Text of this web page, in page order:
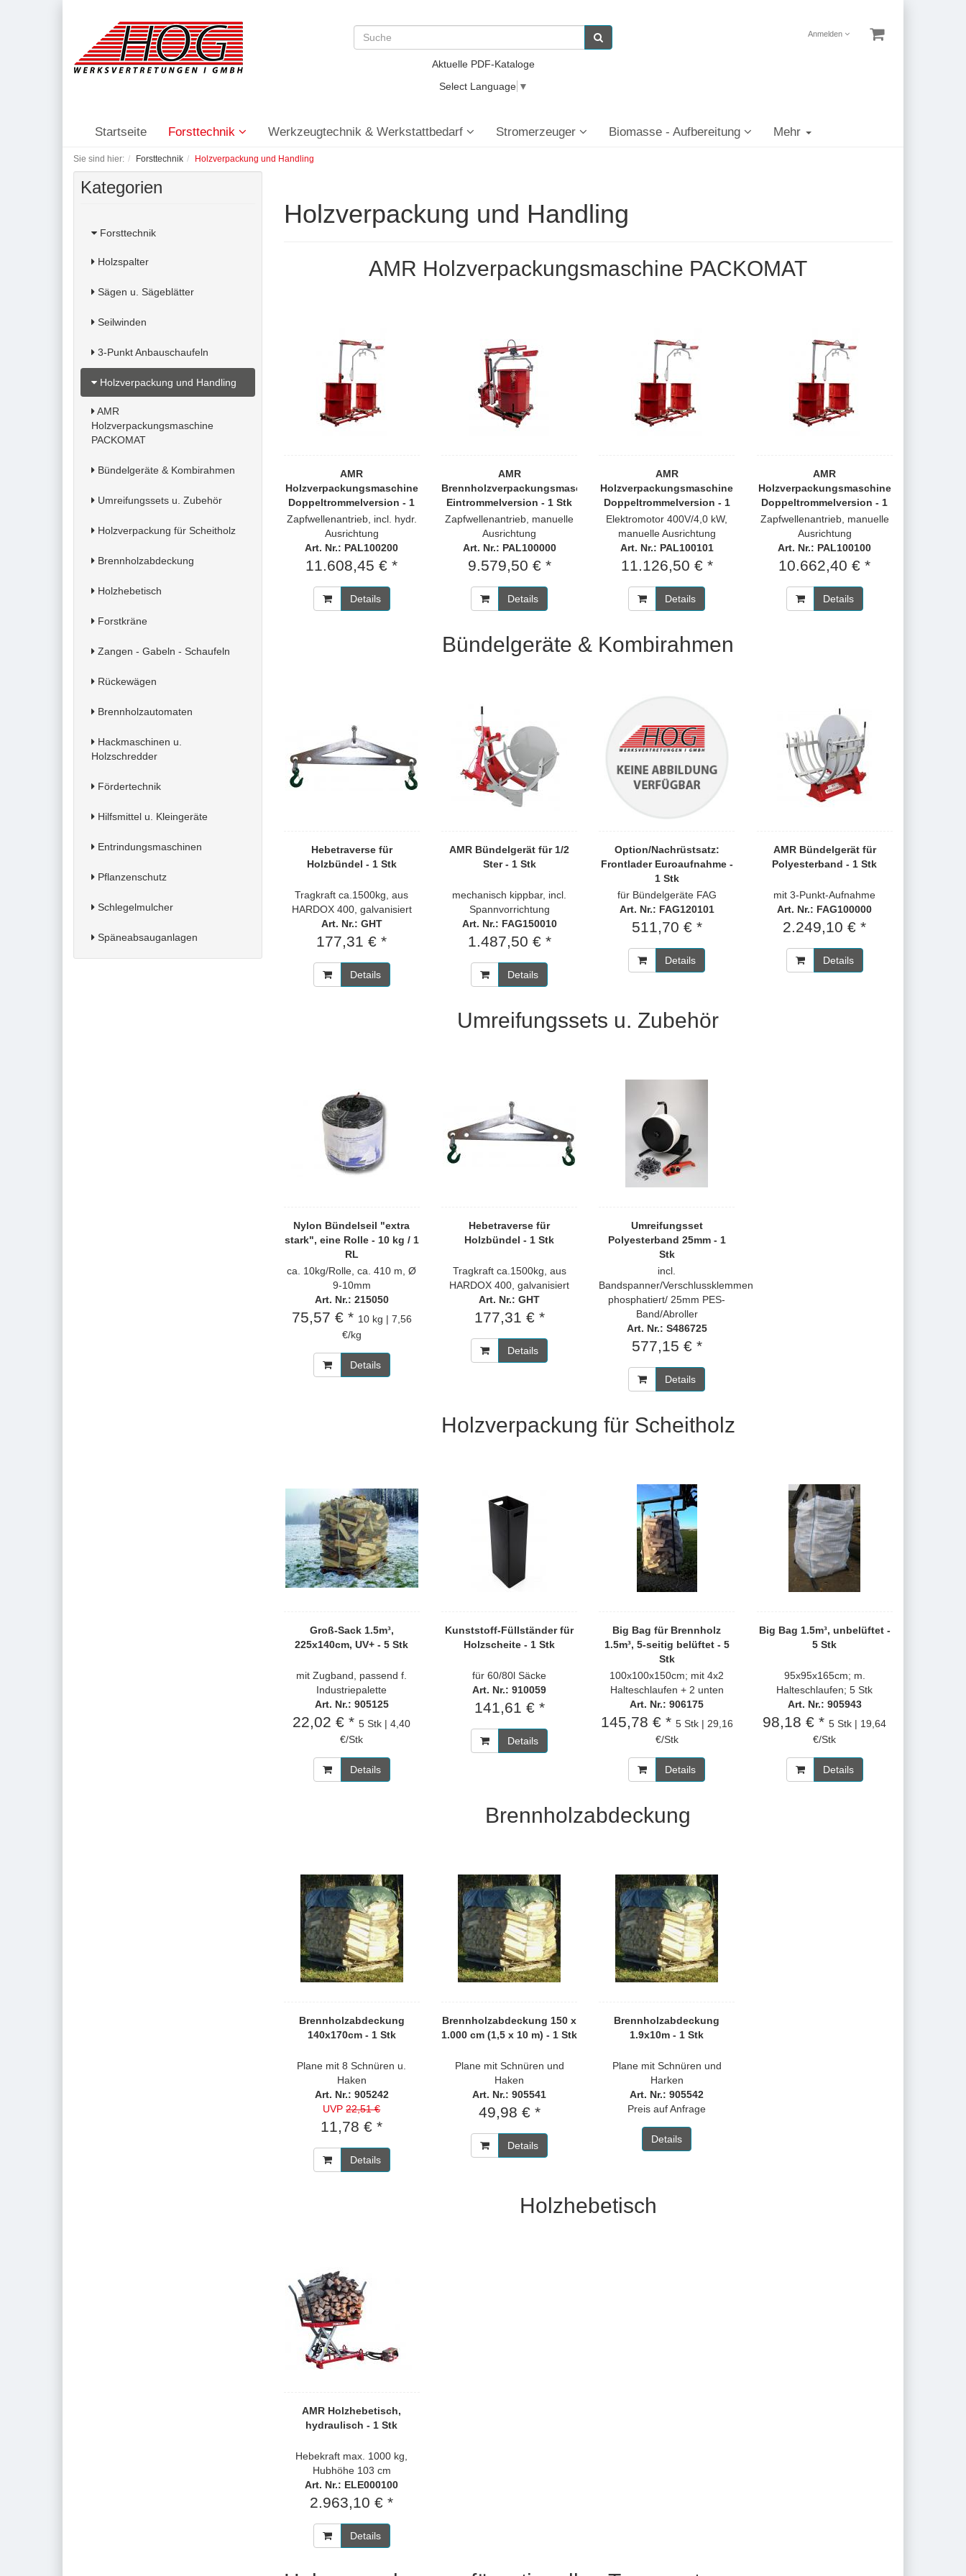
Anmelden
Aktuelle PDF-Kataloge
Select Language ▼
Startseite Forsttechnik Werkzeugtechnik & Werkstattbedarf Stromerzeuger Biomasse - Aufbereitung Mehr
Sie sind hier: Forsttechnik Holzverpackung und Handling
Kategorien
Forsttechnik
Holzspalter
Sägen u. Sägeblätter
Seilwinden
3-Punkt Anbauschaufeln
Holzverpackung und Handling
AMR
Holzverpackungsmaschine
PACKOMAT
Bündelgeräte & Kombirahmen
Umreifungssets u. Zubehör
Holzverpackung für Scheitholz
Brennholzabdeckung
Holzhebetisch
Forstkräne
Zangen - Gabeln - Schaufeln
Rückewägen
Brennholzautomaten
Hackmaschinen u.
Holzschredder
Fördertechnik
Hilfsmittel u. Kleingeräte
Entrindungsmaschinen
Pflanzenschutz
Schlegelmulcher
Späneabsauganlagen
Holzverpackung und Handling
AMR Holzverpackungsmaschine PACKOMAT
AMR
Holzverpackungsmaschine
Doppeltrommelversion - 1
Stk
Zapfwellenantrieb, incl. hydr.
Ausrichtung
Art. Nr.: PAL100200
11.608,45 € *
Details
AMR
Brennholzverpackungsmaschine
Eintrommelversion - 1 Stk
Zapfwellenantrieb, manuelle
Ausrichtung
Art. Nr.: PAL100000
9.579,50 € *
Details
AMR
Holzverpackungsmaschine
Doppeltrommelversion - 1
Stk
Elektromotor 400V/4,0 kW,
manuelle Ausrichtung
Art. Nr.: PAL100101
11.126,50 € *
Details
AMR
Holzverpackungsmaschine
Doppeltrommelversion - 1
Stk
Zapfwellenantrieb, manuelle
Ausrichtung
Art. Nr.: PAL100100
10.662,40 € *
Details
Bündelgeräte & Kombirahmen
Hebetraverse für
Holzbündel - 1 Stk
Tragkraft ca.1500kg, aus
HARDOX 400, galvanisiert
Art. Nr.: GHT
177,31 € *
Details
AMR Bündelgerät für 1/2
Ster - 1 Stk
mechanisch kippbar, incl.
Spannvorrichtung
Art. Nr.: FAG150010
1.487,50 € *
Details
Option/Nachrüstsatz:
Frontlader Euroaufnahme -
1 Stk
für Bündelgeräte FAG
Art. Nr.: FAG120101
511,70 € *
Details
AMR Bündelgerät für
Polyesterband - 1 Stk
mit 3-Punkt-Aufnahme
Art. Nr.: FAG100000
2.249,10 € *
Details
Umreifungssets u. Zubehör
Nylon Bündelseil "extra
stark", eine Rolle - 10 kg / 1
RL
ca. 10kg/Rolle, ca. 410 m, Ø
9-10mm
Art. Nr.: 215050
75,57 € * 10 kg | 7,56
€/kg
Details
Hebetraverse für
Holzbündel - 1 Stk
Tragkraft ca.1500kg, aus
HARDOX 400, galvanisiert
Art. Nr.: GHT
177,31 € *
Details
Umreifungsset
Polyesterband 25mm - 1
Stk
incl.
Bandspanner/Verschlussklemmen
phosphatiert/ 25mm PES-
Band/Abroller
Art. Nr.: S486725
577,15 € *
Details
Holzverpackung für Scheitholz
Groß-Sack 1.5m³,
225x140cm, UV+ - 5 Stk
mit Zugband, passend f.
Industriepalette
Art. Nr.: 905125
22,02 € *5 Stk | 4,40
€/Stk
Details
Kunststoff-Füllständer für
Holzscheite - 1 Stk
für 60/80l Säcke
Art. Nr.: 910059
141,61 € *
Details
Big Bag für Brennholz
1.5m³, 5-seitig belüftet - 5
Stk
100x100x150cm; mit 4x2
Halteschlaufen + 2 unten
Art. Nr.: 906175
145,78 € * 5 Stk | 29,16
€/Stk
Details
Big Bag 1.5m³, unbelüftet -
5 Stk
95x95x165cm; m.
Halteschlaufen; 5 Stk
Art. Nr.: 905943
98,18 € *5 Stk | 19,64
€/Stk
Details
Brennholzabdeckung
Brennholzabdeckung
140x170cm - 1 Stk
Plane mit 8 Schnüren u.
Haken
Art. Nr.: 905242
UVP22,51 €
11,78 € *
Details
Brennholzabdeckung 150 x
1.000 cm (1,5 x 10 m) - 1 Stk
Plane mit Schnüren und
Haken
Art. Nr.: 905541
49,98 € *
Details
Brennholzabdeckung
1.9x10m - 1 Stk
Plane mit Schnüren und
Harken
Art. Nr.: 905542
Preis auf Anfrage
Details
Holzhebetisch
AMR Holzhebetisch,
hydraulisch - 1 Stk
Hebekraft max. 1000 kg,
Hubhöhe 103 cm
Art. Nr.: ELE000100
2.963,10 € *
Details